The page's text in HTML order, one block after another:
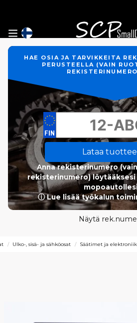
HAE OSIA JA TARVIKKEITA
PERUSTEELLA (VAIN
Lataa
Anna rekisterinumero
rekisterinumero)
ⓘ Lue lisää työkalun
Näytä
Ulko-, sisä- ja sähköosat Säätimet ja